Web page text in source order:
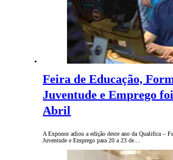
Feira de Educação,
Juventude e Emprego
Abril
A Exponor adiou a edição deste ano da Qualifica –
Juventude e Emprego para 20 a 23 de…